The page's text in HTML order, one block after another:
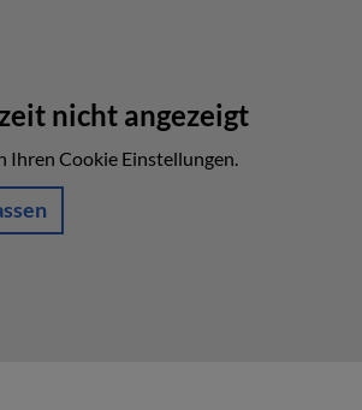
nicht angezeigt
Ihren Cookie Einstellungen.